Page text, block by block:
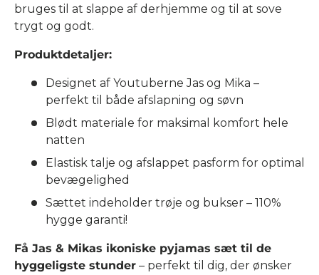
bruges til at slappe af derhjemme og til at sove
trygt og godt.
Produktdetaljer:
Designet af Youtuberne Jas og Mika –
perfekt til både afslapning og søvn
Blødt materiale for maksimal komfort hele
natten
Elastisk talje og afslappet pasform for optimal
bevægelighed
Sættet indeholder trøje og bukser – 110%
hygge garanti!
Få Jas & Mikas ikoniske pyjamas sæt til de
hyggeligste stunder – perfekt til dig, der ønsker